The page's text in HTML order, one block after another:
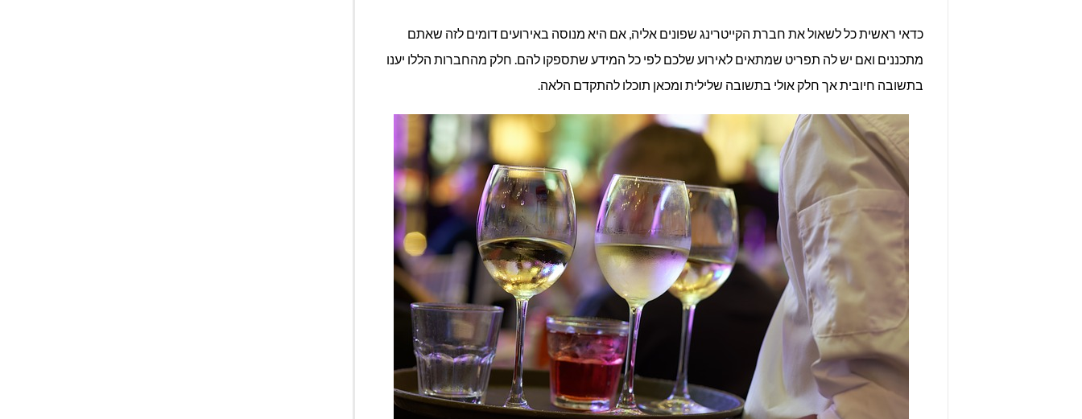
כדאי ראשית כל לשאול את חברת הקייטרינג שפונים אליה, אם היא מנוסה באירועים דומים לזה שאתם
מתכננים ואם יש לה תפריט שמתאים לאירוע שלכם לפי כל המידע שתספקו להם. חלק מהחברות הללו יענו
בתשובה חיובית אך חלק אולי בתשובה שלילית ומכאן תוכלו להתקדם הלאה.